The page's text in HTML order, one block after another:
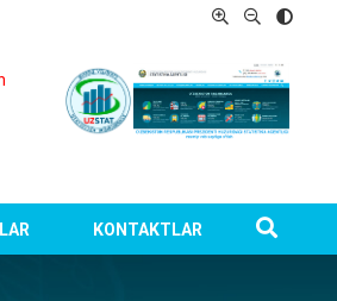
KONTAKTLAR